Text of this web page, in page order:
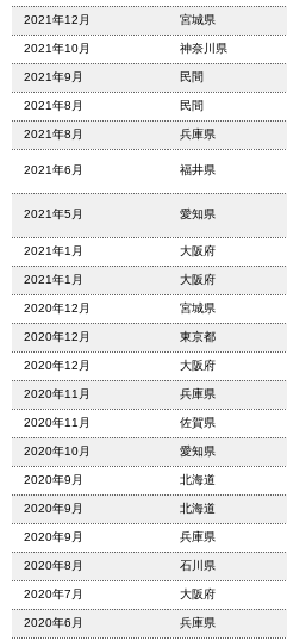
2021年12月 宮城県
2021年10月 神奈川県
2021年9月 民間
2021年8月 民間
2021年8月 兵庫県
2021年6月 福井県
2021年5月 愛知県
2021年1月 大阪府
2021年1月 大阪府
2020年12月 宮城県
2020年12月 東京都
2020年12月 大阪府
2020年11月 兵庫県
2020年11月 佐賀県
2020年10月 愛知県
2020年9月 北海道
2020年9月 北海道
2020年9月 兵庫県
2020年8月 石川県
2020年7月 大阪府
2020年6月 兵庫県